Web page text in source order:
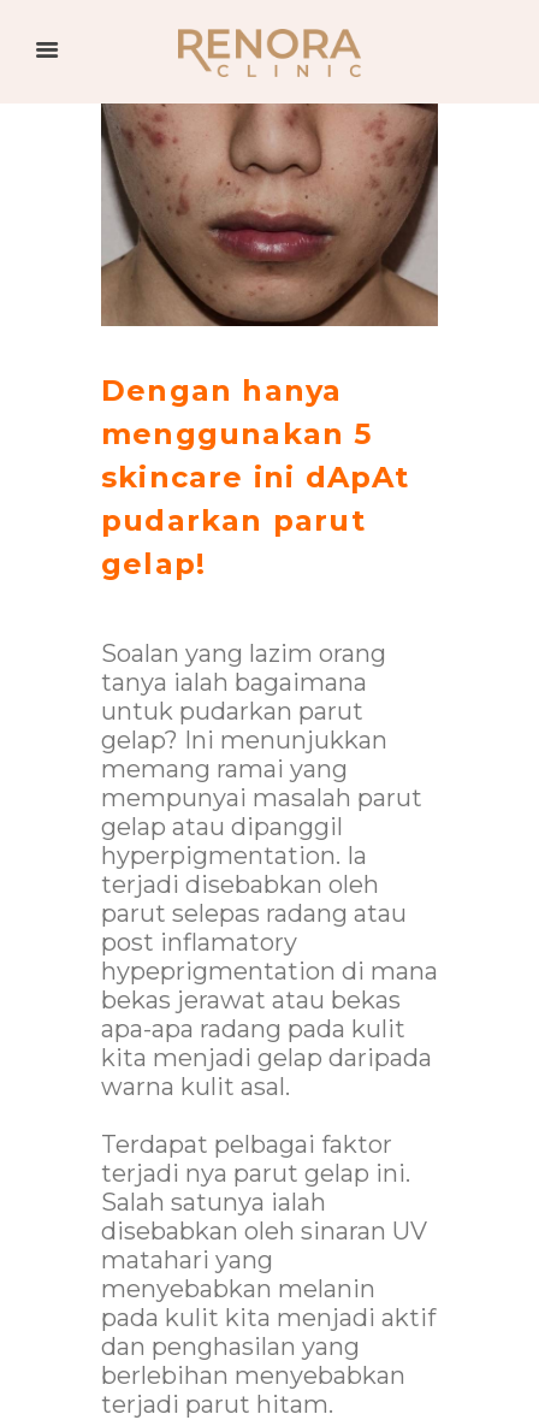
Dengan hanya
menggunakan 5
skincare ini dApAt
pudarkan parut
gelap!
Soalan yang lazim orang
tanya ialah bagaimana
untuk pudarkan parut
gelap? Ini menunjukkan
memang ramai yang
mempunyai masalah parut
gelap atau dipanggil
hyperpigmentation. Ia
terjadi disebabkan oleh
parut selepas radang atau
post inflamatory
hypeprigmentation di mana
bekas jerawat atau bekas
apa-apa radang pada kulit
kita menjadi gelap daripada
warna kulit asal.
Terdapat pelbagai faktor
terjadi nya parut gelap ini.
Salah satunya ialah
disebabkan oleh sinaran UV
matahari yang
menyebabkan melanin
pada kulit kita menjadi aktif
dan penghasilan yang
berlebihan menyebabkan
terjadi parut hitam.